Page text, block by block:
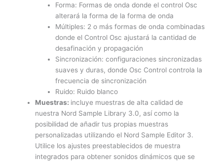
Forma: Formas de onda donde el control Osc
alterará la forma de la forma de onda
Múltiples: 2 o más formas de onda combinadas
donde el Control Osc ajustará la cantidad de
desafinación y propagación
Sincronización: configuraciones sincronizadas
suaves y duras, donde Osc Control controla la
frecuencia de sincronización
Ruido: Ruido blanco
Muestras: incluye muestras de alta calidad de
nuestra Nord Sample Library 3.0, así como la
posibilidad de añadir tus propias muestras
personalizadas utilizando el Nord Sample Editor 3.
Utilice los ajustes preestablecidos de muestra
integrados para obtener sonidos dinámicos que se